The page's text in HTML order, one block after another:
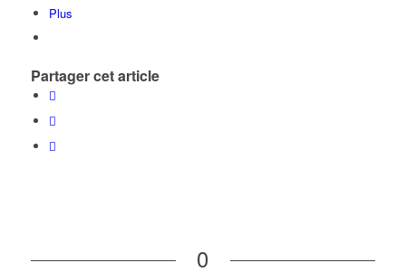
Plus
Partager cet article
0